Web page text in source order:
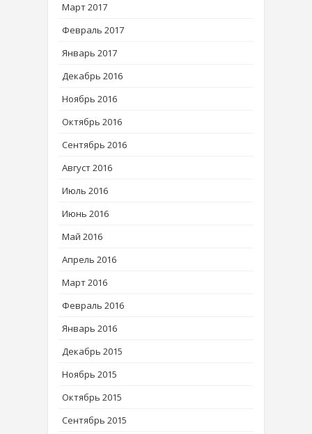
Март 2017
Февраль 2017
Январь 2017
Декабрь 2016
Ноябрь 2016
Октябрь 2016
Сентябрь 2016
Август 2016
Июль 2016
Июнь 2016
Май 2016
Апрель 2016
Март 2016
Февраль 2016
Январь 2016
Декабрь 2015
Ноябрь 2015
Октябрь 2015
Сентябрь 2015